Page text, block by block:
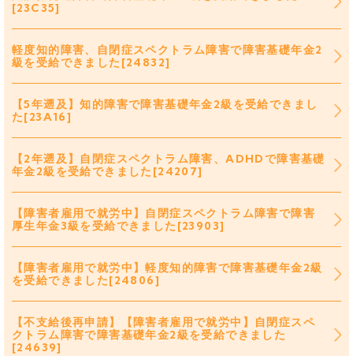
[23C35]
軽度知的障害、自閉症スペクトラム障害で障害基礎年金2
級を受給できました[24832]
【5年遡及】知的障害で障害基礎年金2級を受給できまし
た[23A16]
【2年遡及】自閉症スペクトラム障害、ADHDで障害基礎
年金2級を受給できました[24207]
【障害者雇用で就労中】自閉症スペクトラム障害で障害
厚生年金3級を受給できました[23903]
【障害者雇用で就労中】軽度知的障害で障害基礎年金2級
を受給できました[24806]
【不支給後再申請】【障害者雇用で就労中】自閉症スペ
クトラム障害で障害基礎年金2級を受給できました
[24639]